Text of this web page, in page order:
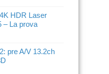
HDR Laser
– La prova
pre A/V 13.2ch